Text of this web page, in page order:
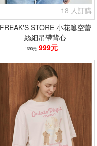
18 人訂購
FREAK'S STORE 小花簍空蕾
絲細吊帶背心
1690元 999元